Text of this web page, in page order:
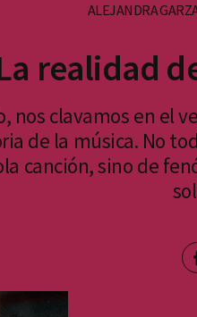
ALEJANDRA
realidad
nos clavamos en el
de la música. No
canción, sino de